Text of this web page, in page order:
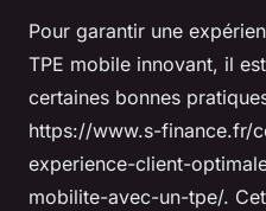
Pour garantir une
TPE mobile innovant, il
certaines bonnes
https://www.s-finance.fr/
experience-client-
mobilite-avec-un-tpe/.